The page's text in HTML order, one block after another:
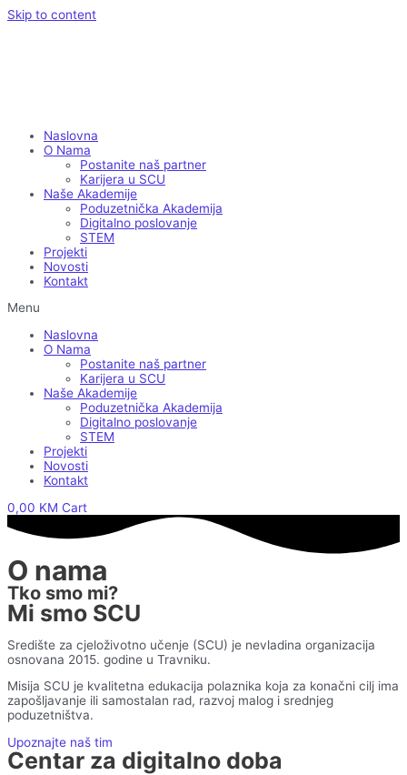
Skip to content
Naslovna
O Nama
Postanite naš partner
Karijera u SCU
Naše Akademije
Poduzetnička Akademija
Digitalno poslovanje
STEM
Projekti
Novosti
Kontakt
Menu
Naslovna
O Nama
Postanite naš partner
Karijera u SCU
Naše Akademije
Poduzetnička Akademija
Digitalno poslovanje
STEM
Projekti
Novosti
Kontakt
0,00 KM Cart
O nama
Tko smo mi?
Mi smo SCU
Središte za cjeloživotno učenje (SCU) je nevladina organizacija
osnovana 2015. godine u Travniku.
Misija SCU je kvalitetna edukacija polaznika koja za konačni cilj ima
zapošljavanje ili samostalan rad, razvoj malog i srednjeg
poduzetništva.
Upoznajte naš tim
Centar za digitalno doba